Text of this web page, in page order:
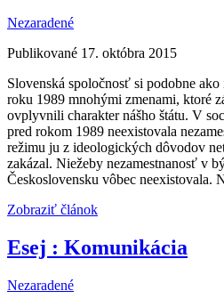
Nezaradené
Publikované 17. októbra 2015
Slovenská spoločnosť si podobne
roku 1989 mnohými zmenami, ktoré
ovplyvnili charakter nášho štátu. V
pred rokom 1989 neexistovala
režimu ju z ideologických dôvodov
zakázal. Niežeby nezamestnanosť v
Československu vôbec
Zobraziť článok
Esej : Komunikácia
Nezaradené